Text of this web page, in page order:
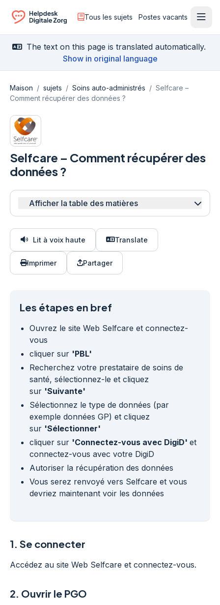
Ga naar de homepagina
Tous les sujets Postes vacants
The text on this page is translated automatically.
Show in original language
Maison / sujets / Soins auto-administrés / Selfcare –
Comment récupérer des données ?
Selfcare – Comment récupérer des
données ?
Afficher la table des matières
Lit à voix haute Translate
Imprimer Partager
Les étapes en bref
Ouvrez le site Web Selfcare et connectez-
vous
cliquer sur 'PBL'
Recherchez votre prestataire de soins de
santé, sélectionnez-le et cliquez
sur 'Suivante'
Sélectionnez le type de données (par
exemple données GP) et cliquez
sur 'Sélectionner'
cliquer sur 'Connectez-vous avec DigiD' et
connectez-vous avec votre DigiD
Autoriser la récupération des données
Vous serez renvoyé vers Selfcare et vous
devriez maintenant voir les données
1. Se connecter
Accédez au site Web Selfcare et connectez-vous.
2. Ouvrir le PGO